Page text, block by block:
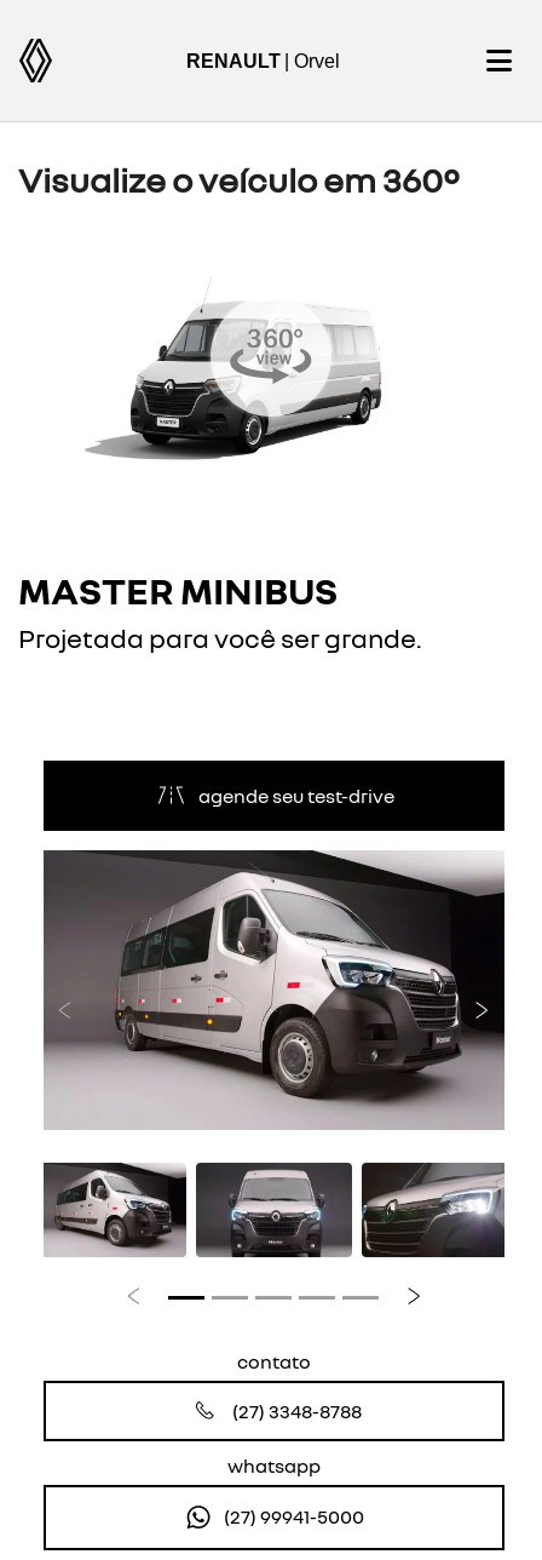
RENAULT | Orvel
Visualize o veículo em 360°
MASTER MINIBUS
Projetada para você ser grande.
agende seu test-drive
Anterior
Anterior Próximo
contato
(27) 3348-8788
whatsapp
(27) 99941-5000